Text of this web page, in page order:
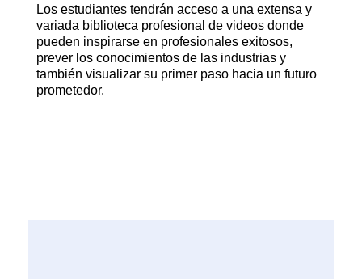
Los estudiantes tendrán acceso a una extensa y
variada biblioteca profesional de videos donde
pueden inspirarse en profesionales exitosos,
prever los conocimientos de las industrias y
también visualizar su primer paso hacia un futuro
prometedor.